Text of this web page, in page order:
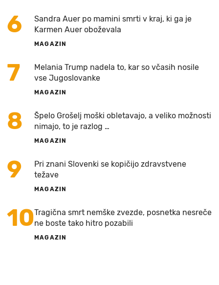
6
Sandra Auer po mamini smrti v kraj, ki ga je
Karmen Auer oboževala
MAGAZIN
7
Melania Trump nadela to, kar so včasih nosile
vse Jugoslovanke
MAGAZIN
8
Špelo Grošelj moški obletavajo, a veliko možnosti
nimajo, to je razlog …
MAGAZIN
9
Pri znani Slovenki se kopičijo zdravstvene
težave
MAGAZIN
10Tragična smrt nemške zvezde, posnetka nesreče
ne boste tako hitro pozabili
MAGAZIN